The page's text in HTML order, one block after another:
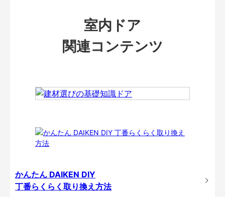
室内ドア
関連コンテンツ
かんたん DAIKEN DIY
丁番らくらく取り換え方法